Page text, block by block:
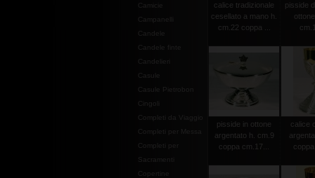
Campanelli
Candele
Candele finte
Candelieri
Casule
Casule Pietrobon
Cingoli
Completi da Viaggio
Completi per Messa
Completi per
Sacramenti
Copertine
calice tradizionale
cesellato a mano h.
cm.22 coppa ...
pisside
pisside in ottone
argentato h. cm.9
coppa cm.17...
calice